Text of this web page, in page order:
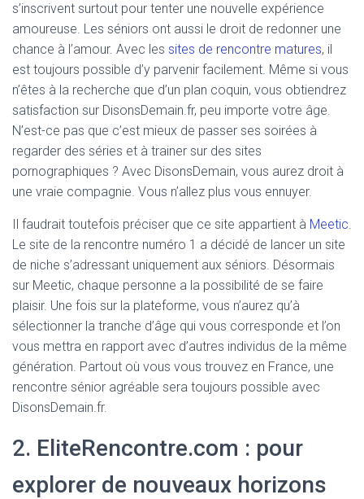
s’inscrivent surtout pour tenter une nouvelle expérience
amoureuse. Les séniors ont aussi le droit de redonner une
chance à l’amour. Avec les sites de rencontre matures, il
est toujours possible d’y parvenir facilement. Même si vous
n’êtes à la recherche que d’un plan coquin, vous obtiendrez
satisfaction sur DisonsDemain.fr, peu importe votre âge.
N’est-ce pas que c’est mieux de passer ses soirées à
regarder des séries et à trainer sur des sites
pornographiques ? Avec DisonsDemain, vous aurez droit à
une vraie compagnie. Vous n’allez plus vous ennuyer.
Il faudrait toutefois préciser que ce site appartient à Meetic.
Le site de la rencontre numéro 1 a décidé de lancer un site
de niche s’adressant uniquement aux séniors. Désormais
sur Meetic, chaque personne a la possibilité de se faire
plaisir. Une fois sur la plateforme, vous n’aurez qu’à
sélectionner la tranche d’âge qui vous corresponde et l’on
vous mettra en rapport avec d’autres individus de la même
génération. Partout où vous vous trouvez en France, une
rencontre sénior agréable sera toujours possible avec
DisonsDemain.fr.
2. EliteRencontre.com : pour
explorer de nouveaux horizons